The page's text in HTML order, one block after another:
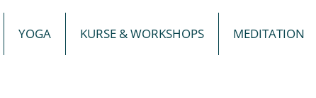
YOGA KURSE & WORKSHOPS MEDITATION